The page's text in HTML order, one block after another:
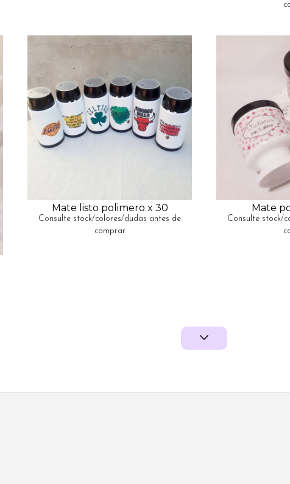
Mate listo polimero x 30
Consulte stock/colores/dudas antes de
comprar
Mate
Consulte stock/